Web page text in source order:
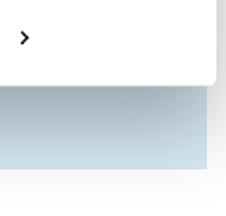
wensen en